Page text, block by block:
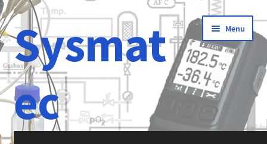
Aller
à
la
navigation
Aller
au
contenu
Sysmat
ec
Menu